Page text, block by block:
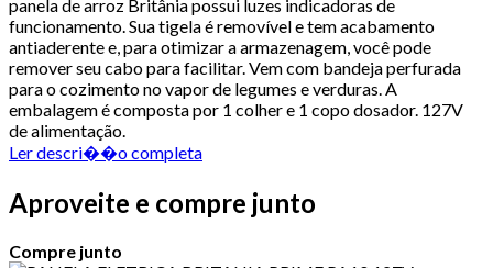
panela de arroz Britânia possui luzes indicadoras de
funcionamento. Sua tigela é removível e tem acabamento
antiaderente e, para otimizar a armazenagem, você pode
remover seu cabo para facilitar. Vem com bandeja perfurada
para o cozimento no vapor de legumes e verduras. A
embalagem é composta por 1 colher e 1 copo dosador. 127V
de alimentação.
Ler descri��o completa
Aproveite e compre junto
Compre junto